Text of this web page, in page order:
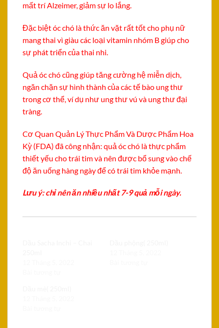
mất trí Alzeimer, giảm sự lo lắng.
Đặc biệt óc chó là thức ăn vặt rất tốt cho phụ nữ
mang thai vì giàu các loại vitamin nhóm B giúp cho
sự phát triển của thai nhi.
Quả óc chó cũng giúp tăng cường hệ miễn dịch,
ngăn chặn sự hình thành của các tế bào ung thư
trong cơ thể, ví dụ như ung thư vú và ung thư đại
tràng.
Cơ Quan Quản Lý Thực Phẩm Và Dược Phẩm Hoa
Kỳ (FDA) đã công nhận: quả óc chó là thực phẩm
thiết yếu cho trái tim và nên được bổ sung vào chế
độ ăn uống hàng ngày để có trái tim khỏe mạnh.
Lưu ý: chỉ nênănnhiều nhất 7-9 quả mỗi ngày.